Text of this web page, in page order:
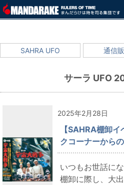
SAHRA UFO 通信
サーラ UFO
2025年2月28日
【SAHRA棚卸
クコーナーから
いつもお世話に
棚卸に際し、大